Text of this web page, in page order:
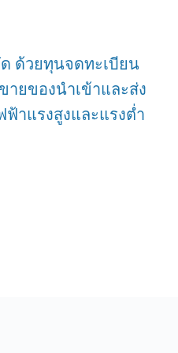
ด ด้วยทุนจดทะเบียน
ายของนำเข้าและส่ง
ฟ้าแรงสูงและแรงต่ำ